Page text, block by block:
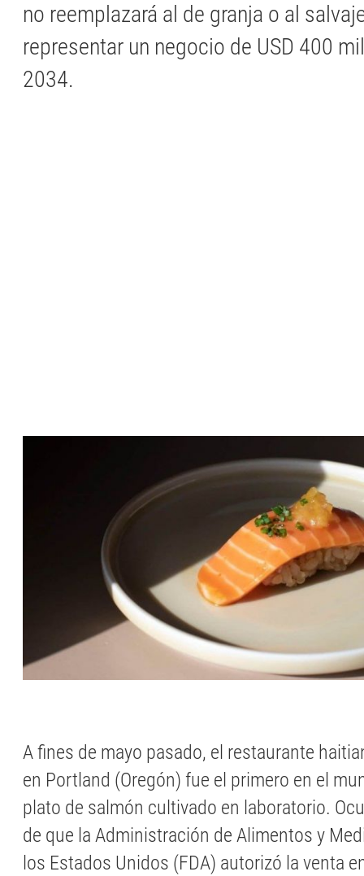
no reemplazará al de granja o al
representar un negocio de USD 400
2034.
A fines de mayo pasado, el restaurante
en Portland (Oregón) fue el primero en el
plato de salmón cultivado en laboratorio.
de que la Administración de Alimentos y
los Estados Unidos (FDA) autorizó la venta